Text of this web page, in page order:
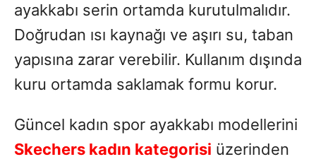
ayakkabı serin ortamda kurutulmalıdır.
Doğrudan ısı kaynağı ve aşırı su, taban
yapısına zarar verebilir. Kullanım dışında
kuru ortamda saklamak formu korur.
Güncel kadın spor ayakkabı modellerini
Skechers kadın kategorisi üzerinden